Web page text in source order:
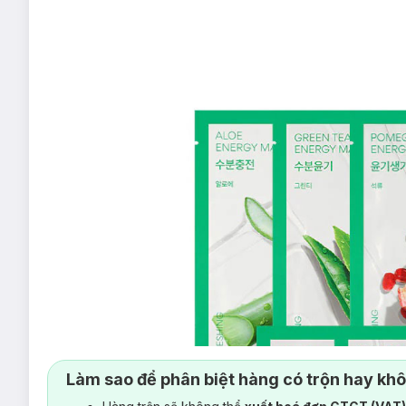
Làm sao để phân biệt hàng có trộn hay